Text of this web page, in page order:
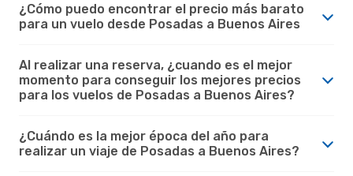
¿Cómo puedo encontrar el precio más barato
para un vuelo desde Posadas a Buenos Aires
Al realizar una reserva, ¿cuando es el mejor
momento para conseguir los mejores precios
para los vuelos de Posadas a Buenos Aires?
¿Cuándo es la mejor época del año para
realizar un viaje de Posadas a Buenos Aires?